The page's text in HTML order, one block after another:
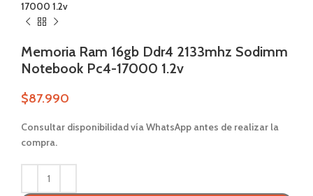
17000 1.2v
Memoria Ram 16gb Ddr4 2133mhz Sodimm
Notebook Pc4-17000 1.2v
$87.990
Consultar disponibilidad vía WhatsApp antes de realizar la
compra.